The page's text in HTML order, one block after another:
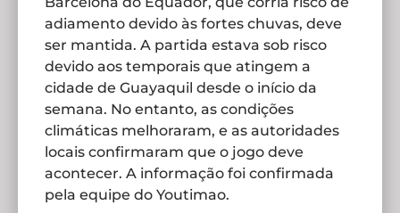
adiamento devido às fortes chuvas, deve
ser mantida. A partida estava sob risco
devido aos temporais que atingem a
cidade de Guayaquil desde o início da
semana. No entanto, as condições
climáticas melhoraram, e as autoridades
locais confirmaram que o jogo deve
acontecer. A informação foi confirmada
pela equipe do Youtimao.